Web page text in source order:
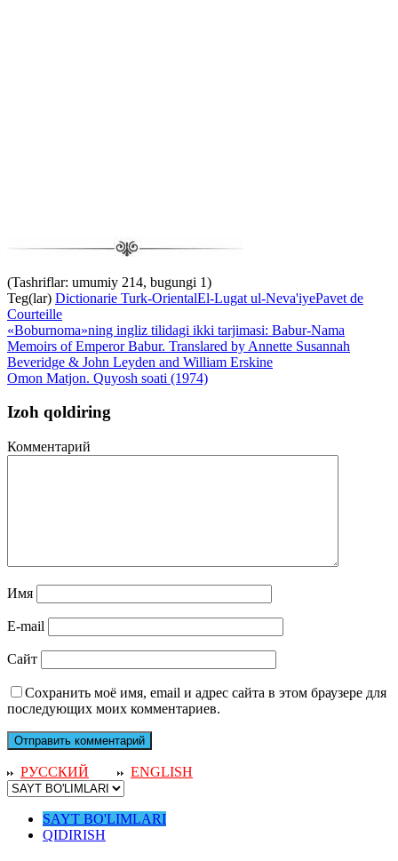
(Tashriflar: umumiy 214, bugungi 1)
Teg(lar) Dictionarie Turk-OrientalEl-Lugat ul-Neva'iyePavet de
Courteille
«Boburnoma»ning ingliz tilidagi ikki tarjimasi: Babur-Nama
Memoirs of Emperor Babur. Translared by Annette Susannah
Beveridge & John Leyden and William Erskine
Omon Matjon. Quyosh soati (1974)
Izoh qoldiring
Комментарий
Имя
E-mail
Сайт
Сохранить моё имя, email и адрес сайта в этом браузере для
последующих моих комментариев.
РУССКИЙ ENGLISH
SAYT BO'LIMLARI
QIDIRISH